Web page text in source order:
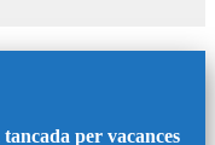
tancada per vacances